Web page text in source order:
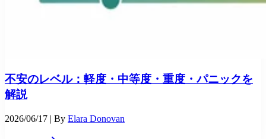
不安のレベル：軽度・中等度・重度・パニックを
解説
2026/06/17 | By Elara Donovan